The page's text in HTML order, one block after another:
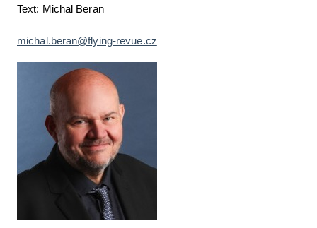
Text: Michal Beran
michal.beran@flying-revue.cz